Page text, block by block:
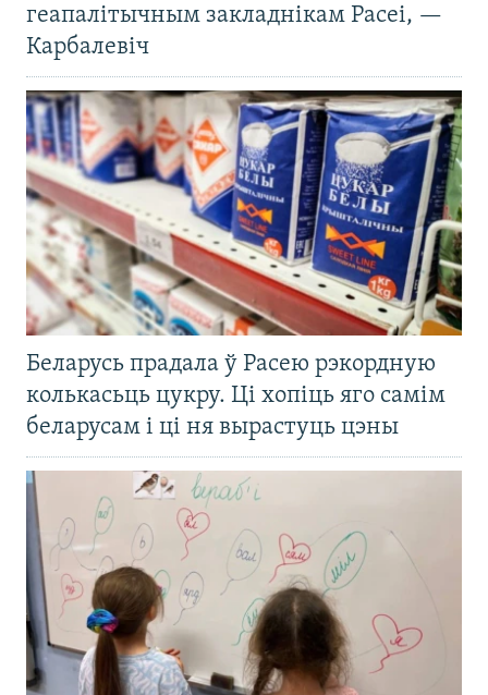
геапалітычным закладнікам Расеі, —
Карбалевіч
Беларусь прадала ў Расею рэкордную
колькасьць цукру. Ці хопіць яго самім
беларусам і ці ня вырастуць цэны